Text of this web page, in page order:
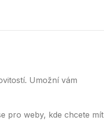
Umožní vám
pro weby, kde chcete mít